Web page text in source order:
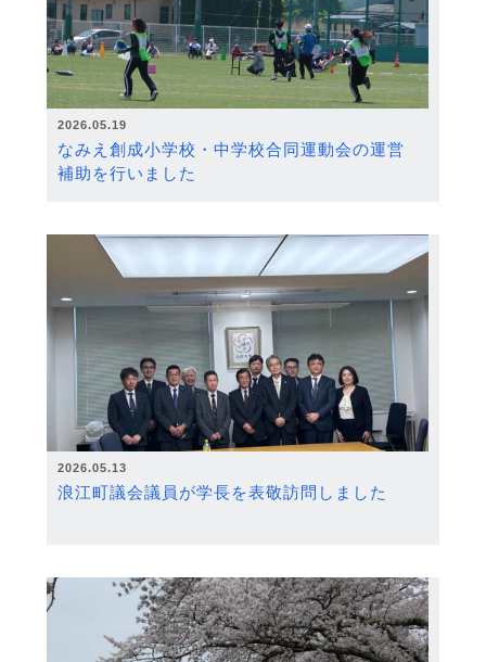
2026.05.19
なみえ創成小学校・中学校合同運動会の運営
補助を行いました
2026.05.13
浪江町議会議員が学長を表敬訪問しました